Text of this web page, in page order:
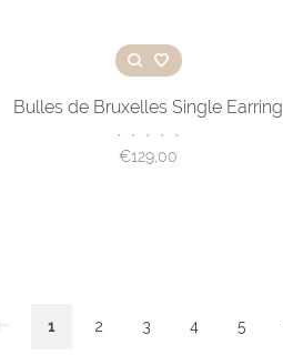
Bulles de Bruxelles Single Earring
• • • • •
€129,00
1 2 3 4 5